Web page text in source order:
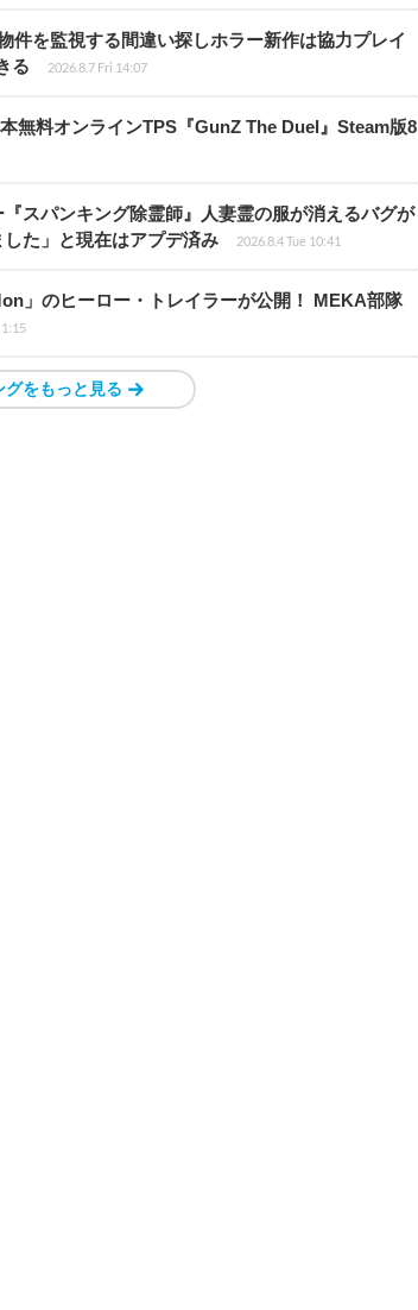
件を監視する間違い探しホラー新作は協力プレイ
る
2026.8.7 Fri 14:07
無料オンラインTPS『GunZ The Duel』Steam版8
スパンキング除霊師』人妻霊の服が消えるバグが
た」と現在はアプデ済み
2026.8.4 Tue 10:41
」のヒーロー・トレイラーが公開！ MEKA部隊
1:15
グをもっと見る